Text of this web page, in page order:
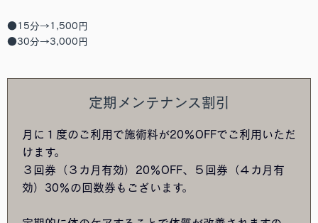
●15分→1,500円
●30分→3,000円
定期メンテナンス割引
月に１度のご利用で施術料が20％OFFでご利用いただ
けます。
３回券（３カ月有効）20％OFF、５回券（４カ月有
効）30％の回数券もございます。